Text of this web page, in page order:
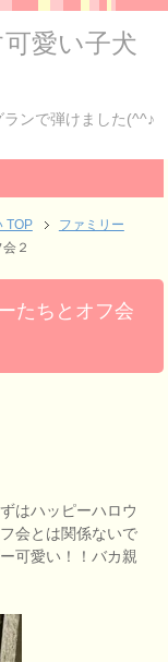
愛い子犬
ンで弾けました(^^♪
TOP
ファミリー
２
たちとオフ会
はハッピーハロウ
会とは関係ないで
可愛い！！バカ親